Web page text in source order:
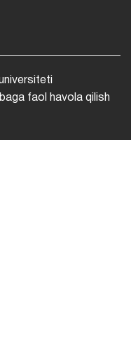
faol havola qilish